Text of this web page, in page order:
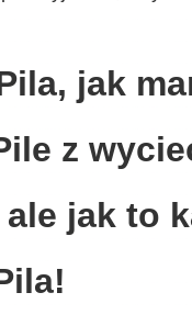
jak
z
jak to